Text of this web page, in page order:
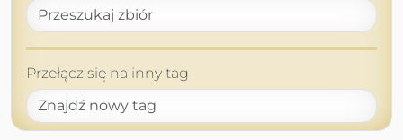
Przełącz się na inny tag